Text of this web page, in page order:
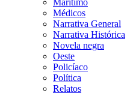
Marítimo
Médicos
Narrativa General
Narrativa Histórica
Novela negra
Oeste
Policíaco
Política
Relatos